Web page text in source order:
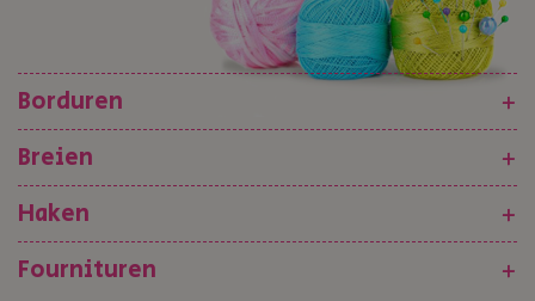
Borduren
+
Breien
+
Haken
+
Fournituren
+